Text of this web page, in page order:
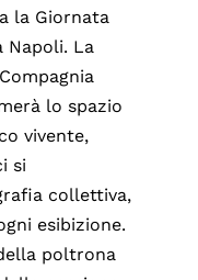
la Giornata
Napoli. La
lo spazio
vivente,
si
collettiva,
esibizione.
poltrona